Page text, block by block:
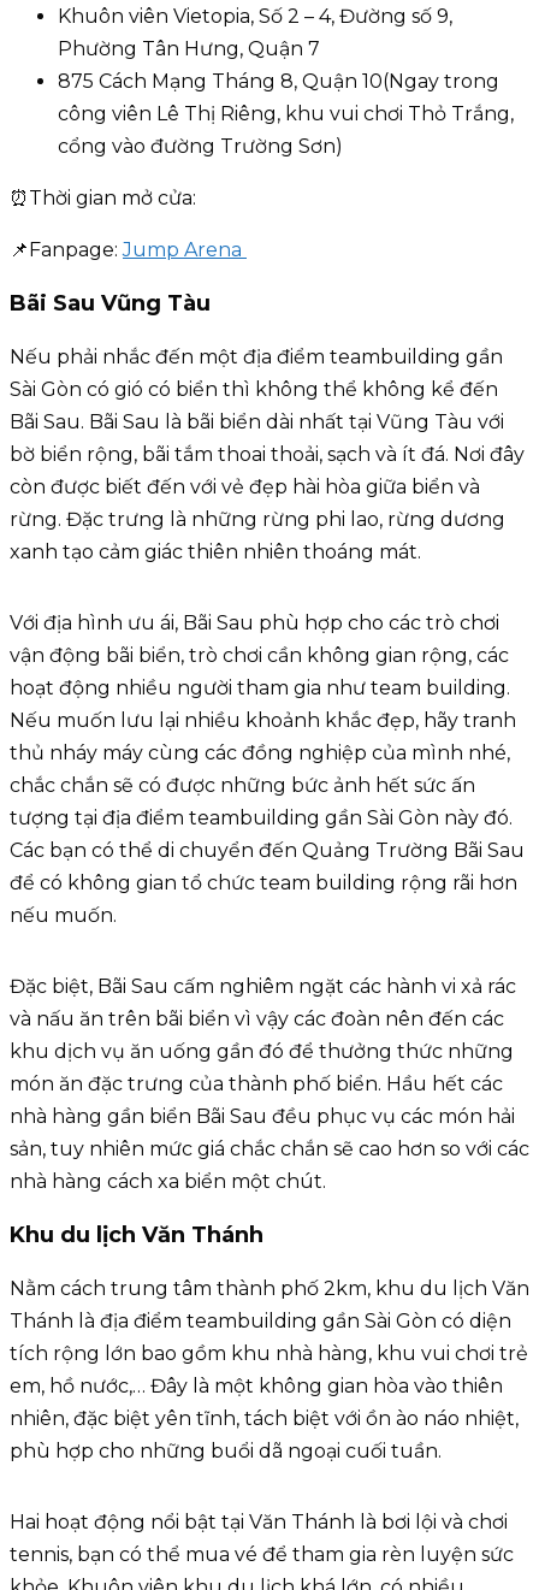
Khuôn viên Vietopia, Số 2 – 4, Đường số 9,
Phường Tân Hưng, Quận 7
875 Cách Mạng Tháng 8, Quận 10(Ngay trong
công viên Lê Thị Riêng, khu vui chơi Thỏ Trắng,
cổng vào đường Trường Sơn)
⏰Thời gian mở cửa:
📌Fanpage:Jump Arena
Bãi Sau Vũng Tàu
Nếu phải nhắc đến một địa điểm teambuilding gần
Sài Gòn có gió có biển thì không thể không kể đến
Bãi Sau. Bãi Sau là bãi biển dài nhất tại Vũng Tàu với
bờ biển rộng, bãi tắm thoai thoải, sạch và ít đá. Nơi đây
còn được biết đến với vẻ đẹp hài hòa giữa biển và
rừng. Đặc trưng là những rừng phi lao, rừng dương
xanh tạo cảm giác thiên nhiên thoáng mát.
Với địa hình ưu ái, Bãi Sau phù hợp cho các trò chơi
vận động bãi biển, trò chơi cần không gian rộng, các
hoạt động nhiều người tham gia như team building.
Nếu muốn lưu lại nhiều khoảnh khắc đẹp, hãy tranh
thủ nháy máy cùng các đồng nghiệp của mình nhé,
chắc chắn sẽ có được những bức ảnh hết sức ấn
tượng tại địa điểm teambuilding gần Sài Gòn này đó.
Các bạn có thể di chuyển đến Quảng Trường Bãi Sau
để có không gian tổ chức team building rộng rãi hơn
nếu muốn.
Đặc biệt, Bãi Sau cấm nghiêm ngặt các hành vi xả rác
và nấu ăn trên bãi biển vì vậy các đoàn nên đến các
khu dịch vụ ăn uống gần đó để thưởng thức những
món ăn đặc trưng của thành phố biển. Hầu hết các
nhà hàng gần biển Bãi Sau đều phục vụ các món hải
sản, tuy nhiên mức giá chắc chắn sẽ cao hơn so với các
nhà hàng cách xa biển một chút.
Khu du lịch Văn Thánh
Nằm cách trung tâm thành phố 2km, khu du lịch Văn
Thánh là địa điểm teambuilding gần Sài Gòn có diện
tích rộng lớn bao gồm khu nhà hàng, khu vui chơi trẻ
em, hồ nước,… Đây là một không gian hòa vào thiên
nhiên, đặc biệt yên tĩnh, tách biệt với ồn ào náo nhiệt,
phù hợp cho những buổi dã ngoại cuối tuần.
Hai hoạt động nổi bật tại Văn Thánh là bơi lội và chơi
tennis, bạn có thể mua vé để tham gia rèn luyện sức